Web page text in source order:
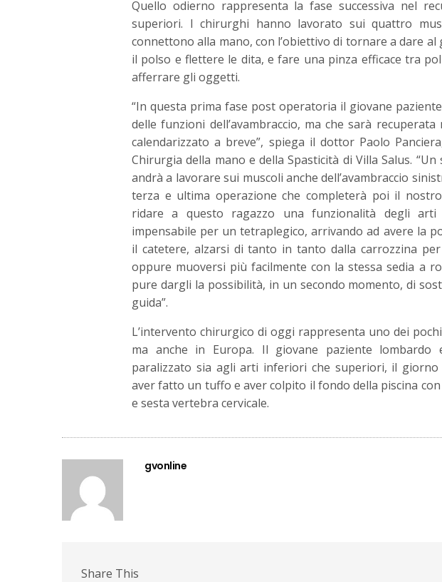
Quello odierno rappresenta la fase successiva nel
superiori. I chirurghi hanno lavorato sui quattro
connettono alla mano, con l’obiettivo di tornare a dare al
il polso e flettere le dita, e fare una pinza efficace tra
afferrare gli oggetti.
“In questa prima fase post operatoria il giovane
delle funzioni dell’avambraccio, ma che sarà recuperata
calendarizzato a breve”, spiega il dottor Paolo
Chirurgia della mano e della Spasticità di Villa Salus.
andrà a lavorare sui muscoli anche dell’avambraccio
terza e ultima operazione che completerà poi il
ridare a questo ragazzo una funzionalità degli arti
impensabile per un tetraplegico, arrivando ad avere la
il catetere, alzarsi di tanto in tanto dalla carrozzina
oppure muoversi più facilmente con la stessa sedia a
pure dargli la possibilità, in un secondo momento, di
guida”.
L’intervento chirurgico di oggi rappresenta uno dei
ma anche in Europa. Il giovane paziente lombardo
paralizzato sia agli arti inferiori che superiori, il giorno
aver fatto un tuffo e aver colpito il fondo della piscina
e sesta vertebra cervicale.
gvonline
Share This